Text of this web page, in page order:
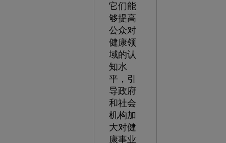
它们能
够提高
公众对
健康领
域的认
知水
平，引
导政府
和社会
机构加
大对健
康事业